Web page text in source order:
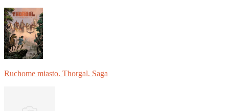
Ruchome miasto. Thorgal. Saga